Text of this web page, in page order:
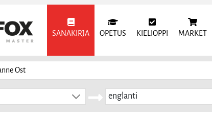
SANAKIRJA OPETUS KIELIOPPI MARKET
englanti